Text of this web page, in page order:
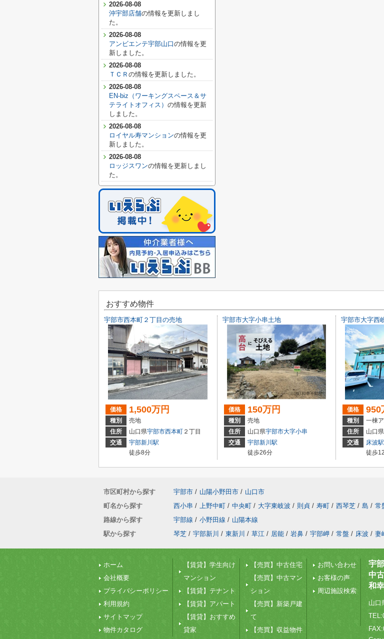
2026-08-08
沖宇部店舗の情報を更新しまし
た。
2026-08-08
アンビエンテ宇部山口の情報を更
新しました。
2026-08-08
ＴＣＲ の情報を更新しました。
2026-08-08
EN-biz（ワーキングスペース＆サ
テライトオフィス） の情報を更新
しました。
2026-08-08
ロイヤル寿マンションの情報を更
新しました。
2026-08-08
ロッジスワンの情報を更新しまし
た。
おすすめ物件
宇部市西本町２丁目の売地
価格 1,500万円
種別
売地
住所
山口県宇部市西本町 ２丁目
交通
宇部新川駅
徒歩8分
宇部市大字小串土地
価格 150万円
種別
売地
住所
山口県宇部市大字小串
交通
宇部新川駅
徒歩26分
宇部市大字西
価格 950
種別
一棟
住所
山口県
交通
床波駅
徒歩
市区町村から探す 宇部市 / 山陽小野田市 / 山口市
町名から探す
西小串 / 上野中町 / 中央町 / 大字東岐波 / 則貞 / 寿町 / 西琴芝 / 島 / 常
路線から探す
宇部線 / 小野田線 / 山陽本線
駅から探す
琴芝 / 宇部新川 / 東新川 / 草江 / 居能 / 岩鼻 / 宇部岬 / 常盤 / 床波 / 妻
ホーム
会社概要
プライバシーポリシー
利用規約
サイトマップ
物件カタログ
【賃貸】学生向け
マンション
【賃貸】テナント
【賃貸】アパート
【賃貸】おすすめ
貸家
【売買】中古住宅
【売買】中古マン
ション
【売買】新築戸建
て
【売買】収益物件
お問い合わせ
お客様の声
周辺施設検索
宇
中
和
山口